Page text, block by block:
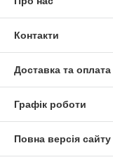
Контакти
Доставка та оплата
Графік роботи
Повна версія сайту